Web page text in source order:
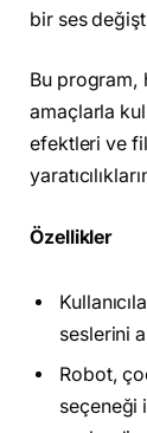
bir ses
Bu program,
amaçlarla
efektleri ve
Özellikler
seslerini
Robot,
seçeneği